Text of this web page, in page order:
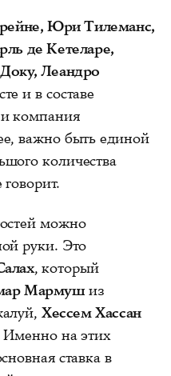
Юри Тилеманс,
де Кетеларе,
Леандро
и в составе
компания
важно быть единой
количества
можно
руки. Это
, который
Мармушиз
Хессем Хассан
Именно на этих
ставка в